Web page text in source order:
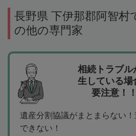
長野県 下伊那郡阿智村
の他の専門家
相続トラブル
生している場
要注意！！
遺産分割協議がまとまらない
できない！